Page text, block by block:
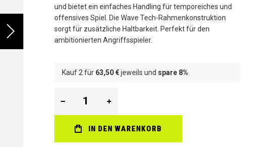
und bietet ein einfaches Handling für temporeiches und
offensives Spiel. Die Wave Tech-Rahmenkonstruktion
sorgt für zusätzliche Haltbarkeit. Perfekt für den
ambitionierten Angriffsspieler.
Kauf 2 für 63,50 €jeweils und spare8%
IN DEN WARENKORB